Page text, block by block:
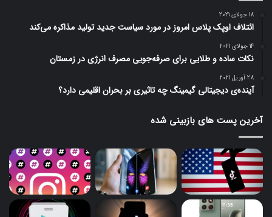
18 جولای 2021
ائتلاف اوپک پلاس امروز در مورد سیاست جدید تولید مذاکره می‌کند
14 جولای 2021
نکات ساده و طلایی برای صرفه‌جویی مصرف انرژی در زمستان
28 آوریل 2021
آینده‌ی دیجیتالی گیمینگ چه تاثیری بر بحران اقلیمی دارد؟
آخرین پست های بازبینی شده